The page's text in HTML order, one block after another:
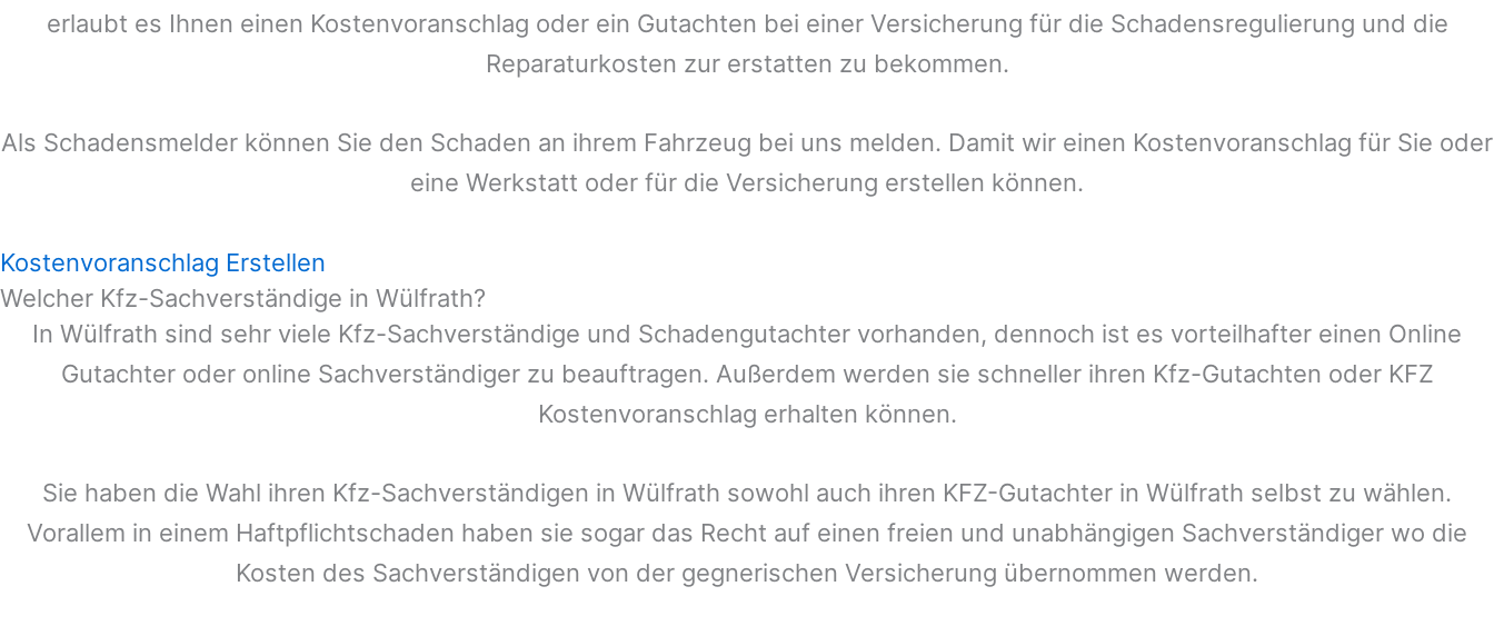
erlaubt es Ihnen einen Kostenvoranschlag oder ein Gutachten bei einer Versicherung für die Schadensregulierung und die
Reparaturkosten zur erstatten zu bekommen.
Als Schadensmelder können Sie den Schaden an ihrem Fahrzeug bei uns melden. Damit wir einen Kostenvoranschlag für Sie oder
eine Werkstatt oder für die Versicherung erstellen können.
Kostenvoranschlag Erstellen
Welcher Kfz-Sachverständige in Wülfrath?
In Wülfrath sind sehr viele Kfz-Sachverständige und Schadengutachter vorhanden, dennoch ist es vorteilhafter einen Online
Gutachter oder online Sachverständiger zu beauftragen. Außerdem werden sie schneller ihren Kfz-Gutachten oder KFZ
Kostenvoranschlag erhalten können.
Sie haben die Wahl ihren Kfz-Sachverständigen in Wülfrath sowohl auch ihren KFZ-Gutachter in Wülfrath selbst zu wählen.
Vorallem in einem Haftpflichtschaden haben sie sogar das Recht auf einen freien und unabhängigen Sachverständiger wo die
Kosten des Sachverständigen von der gegnerischen Versicherung übernommen werden.